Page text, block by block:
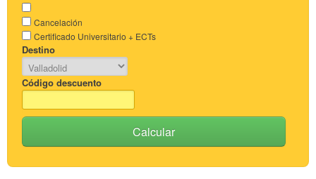
Cancelación
Certificado Universitario + ECTs
Destino
Código descuento
Calcular